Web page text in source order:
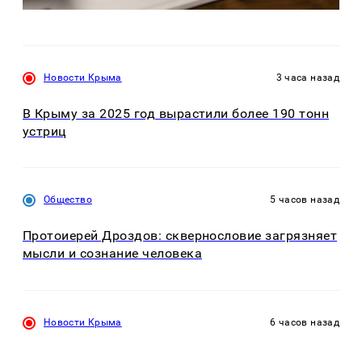
Новости Крыма 3 часа назад
В Крыму за 2025 год вырастили более 190 тонн
устриц
Общество 5 часов назад
Протоиерей Дроздов: сквернословие загрязняет
мысли и сознание человека
Новости Крыма 6 часов назад